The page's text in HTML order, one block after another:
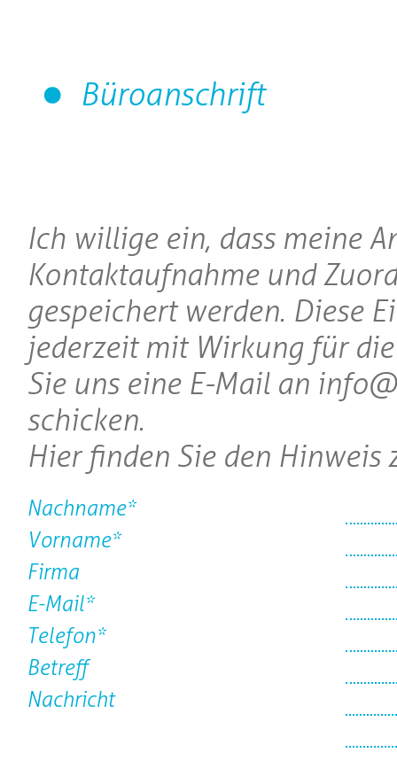
Büroanschrift
Ich willige ein, dass meine
Kontaktaufnahme und
gespeichert werden. Diese
jederzeit mit Wirkung für
Sie uns eine E-Mail an
schicken.
Hier finden Sie den Hinweis
Nachname*
Vorname*
Firma
E-Mail*
Telefon*
Betreff
Nachricht